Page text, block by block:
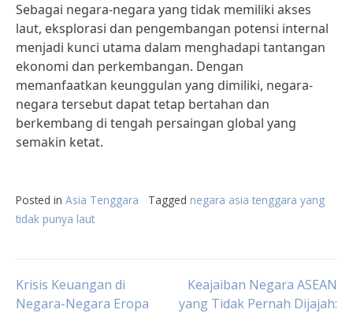
Sebagai negara-negara yang tidak memiliki akses
laut, eksplorasi dan pengembangan potensi internal
menjadi kunci utama dalam menghadapi tantangan
ekonomi dan perkembangan. Dengan
memanfaatkan keunggulan yang dimiliki, negara-
negara tersebut dapat tetap bertahan dan
berkembang di tengah persaingan global yang
semakin ketat.
Posted in Asia Tenggara Tagged negara asia tenggara yang
tidak punya laut
Post
Krisis Keuangan di
Negara-Negara Eropa
Keajaiban Negara ASEAN
yang Tidak Pernah Dijajah: